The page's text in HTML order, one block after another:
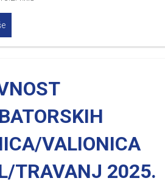
VALIONICA
TRAVANJ 2025.